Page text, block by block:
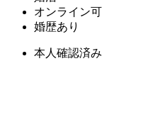
オンライン可
婚歴あり
本人確認済み